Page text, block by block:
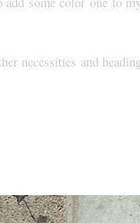
necessities and heading